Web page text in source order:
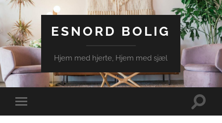
ESNORD BOLIG
Hjem med hjerte, Hjem med sjæl
Toggle
mobile
Toggle